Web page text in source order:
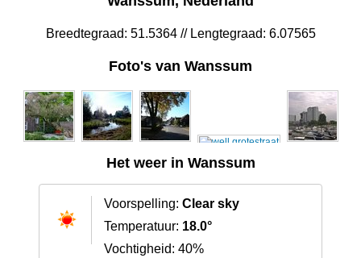
Breedtegraad: 51.5364 // Lengtegraad: 6.07565
Foto's van Wanssum
Het weer in Wanssum
Voorspelling: Clear sky
Temperatuur: 18.0°
Vochtigheid: 40%